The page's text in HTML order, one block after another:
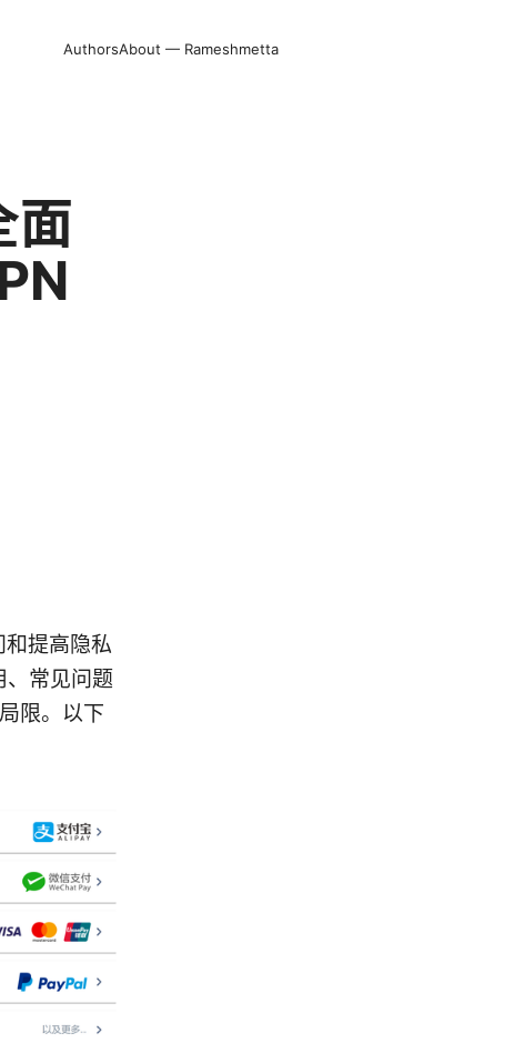
AuthorsAbout — Rameshmetta
面
提高隐私
、常见问题
限。以下